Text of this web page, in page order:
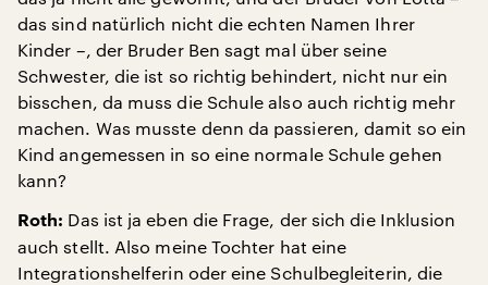
das sind natürlich nicht die echten Namen Ihrer
Kinder –, der Bruder Ben sagt mal über seine
Schwester, die ist so richtig behindert, nicht nur ein
bisschen, da muss die Schule also auch richtig mehr
machen. Was musste denn da passieren, damit so ein
Kind angemessen in so eine normale Schule gehen
kann?
Roth: Das ist ja eben die Frage, der sich die Inklusion
auch stellt. Also meine Tochter hat eine
Integrationshelferin oder eine Schulbegleiterin, die